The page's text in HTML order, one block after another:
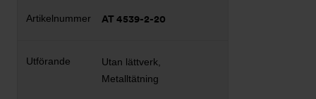
AT 4539-2-20
Utan lättverk,
Metalltätning